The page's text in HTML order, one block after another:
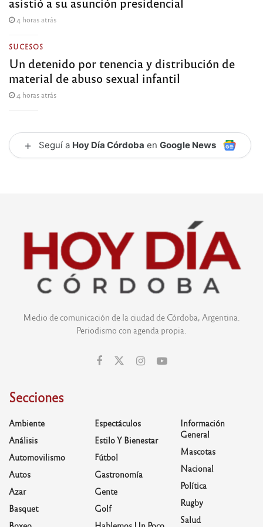
4 horas atrás
SUCESOS
Un detenido por tenencia y distribución de
material de abuso sexual infantil
4 horas atrás
+ Seguí a Hoy Día Córdoba en Google News
Medio de comunicación de la ciudad de Córdoba, Argentina.
Periodismo con agenda propia.
Secciones
Ambiente
Análisis
Automovilismo
Autos
Azar
Basquet
Espectáculos
Estilo Y Bienestar
Fútbol
Gastronomía
Gente
Golf
Información
General
Mascotas
Nacional
Política
Rugby
Salud